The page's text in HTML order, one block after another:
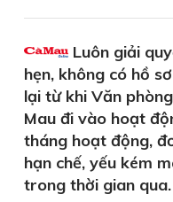
Luôn giải
hẹn, không có hồ
lại từ khi Văn
Mau đi vào hoạt
tháng hoạt động,
hạn chế, yếu kém
trong thời gian qua.